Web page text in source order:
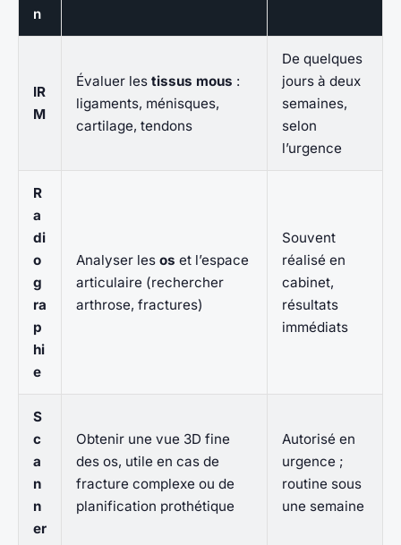
n
IR
M
Évaluer les tissus mous :
ligaments, ménisques,
cartilage, tendons
De quelques
jours à deux
semaines,
selon
l’urgence
R
a
di
o
g
ra
p
hi
e
Analyser les os et l’espace
articulaire (rechercher
arthrose, fractures)
Souvent
réalisé en
cabinet,
résultats
immédiats
S
c
a
n
n
er
Obtenir une vue 3D fine
des os, utile en cas de
fracture complexe ou de
planification prothétique
Autorisé en
urgence ;
routine sous
une semaine